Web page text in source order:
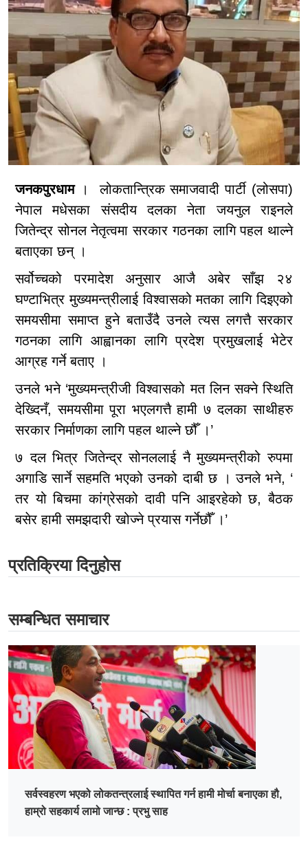
जनकपुरधाम । लोकतान्त्रिक समाजवादी पार्टी (लोसपा)
नेपाल मधेसका संसदीय दलका नेता जयनुल राइनले
जितेन्द्र सोनल नेतृत्वमा सरकार गठनका लागि पहल थाल्ने
बताएका छन् ।
सर्वोच्चको परमादेश अनुसार आजै अबेर साँझ २४
घण्टाभित्र मुख्यमन्त्रीलाई विश्वासको मतका लागि दिइएको
समयसीमा समाप्त हुने बताउँदै उनले त्यस लगत्तै सरकार
गठनका लागि आह्वानका लागि प्रदेश प्रमुखलाई भेटेर
आग्रह गर्ने बताए ।
उनले भने ‘मुख्यमन्त्रीजी विश्वासको मत लिन सक्ने स्थिति
देख्दिनँ, समयसीमा पूरा भएलगत्तै हामी ७ दलका साथीहरु
सरकार निर्माणका लागि पहल थाल्ने छौँ ।’
७ दल भित्र जितेन्द्र सोनललाई नै मुख्यमन्त्रीको रुपमा
अगाडि सार्ने सहमति भएको उनको दाबी छ । उनले भने, ‘
तर यो बिचमा कांग्रेसको दावी पनि आइरहेको छ, बैठक
बसेर हामी समझदारी खोज्ने प्रयास गर्नेछौँ ।’
प्रतिक्रिया दिनुहोस
सम्बन्धित समाचार
सर्वस्वहरण भएको लोकतन्त्रलाई स्थापित गर्न हामी मोर्चा बनाएका हौ,
हाम्रो सहकार्य लामो जान्छ : प्रभु साह